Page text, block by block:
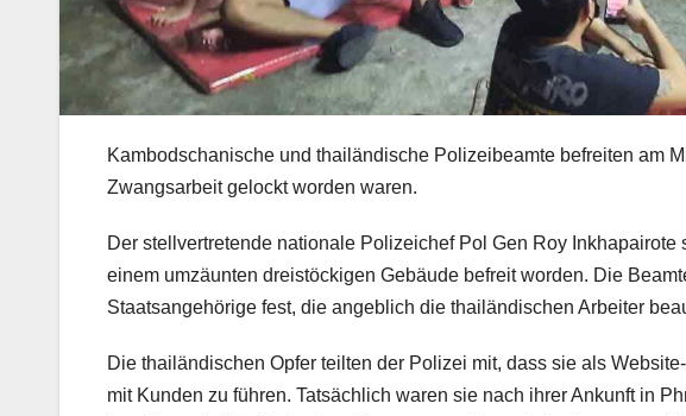
Kambodschanische und thailändische Polizeibeamte befreiten am
Zwangsarbeit gelockt worden waren.
Der stellvertretende nationale Polizeichef Pol Gen Roy
einem umzäunten dreistöckigen Gebäude befreit worden. Die
Staatsangehörige fest, die angeblich die thailändischen Arbeiter
Die thailändischen Opfer teilten der Polizei mit, dass sie als
mit Kunden zu führen. Tatsächlich waren sie nach ihrer Ankunft in